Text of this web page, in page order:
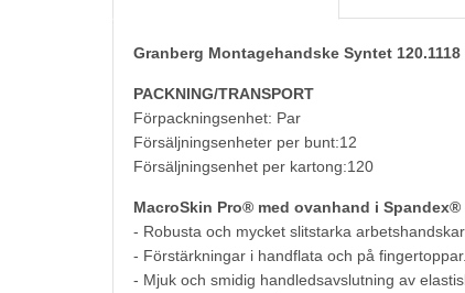
Granberg Montagehandske Syntet 120.1118
PACKNING/TRANSPORT
Förpackningsenhet: Par
Försäljningsenheter per bunt:12
Försäljningsenhet per kartong:120
MacroSkin Pro® med ovanhand i
- Robusta och mycket slitstarka arbetshandskar.
- Förstärkningar i handflata och på fingertoppar.
- Mjuk och smidig handledsavslutning av